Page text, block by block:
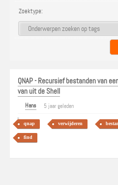
Zoektype:
QNAP - Recursief bestanden van
van uit de Shell
Hans 5 jaar geleden
qnap verwijderen
find